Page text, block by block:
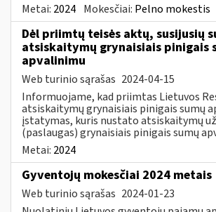
Metai: 2024 Mokesčiai: Pelno mokestis
Dėl priimtų teisės aktų, susijusių
atsiskaitymų grynaisiais pinigais
apvalinimu
Web turinio sąrašas 2024-04-15
Informuojame, kad priimtas Lietuvos
atsiskaitymų grynaisiais pinigais sumų
įstatymas, kuris nustato atsiskaitymų
(paslaugas) grynaisiais pinigais sumų
Metai: 2024
Gyventojų mokesčiai 2024 metais
Web turinio sąrašas 2024-01-23